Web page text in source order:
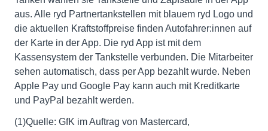
aus. Alle ryd Partnertankstellen mit blauem ryd Logo und
die aktuellen Kraftstoffpreise finden Autofahrer:innen auf
der Karte in der App. Die ryd App ist mit dem
Kassensystem der Tankstelle verbunden. Die Mitarbeiter
sehen automatisch, dass per App bezahlt wurde. Neben
Apple Pay und Google Pay kann auch mit Kreditkarte
und PayPal bezahlt werden.
(1)Quelle: GfK im Auftrag von Mastercard,